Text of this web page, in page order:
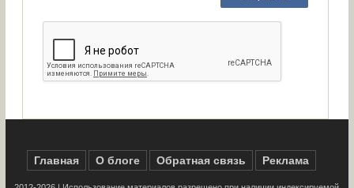
Главная О блоге Обратная связь Реклама